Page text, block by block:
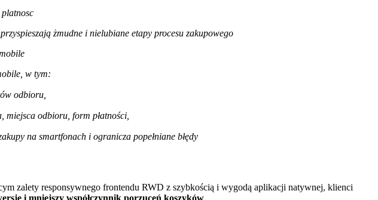
żmudne i nielubiane etapy procesu zakupowego
w tym:
odbioru,
miejsca odbioru, form płatności,
na smartfonach i ogranicza popełniane błędy
zalety responsywnego frontendu RWD z szybkością i wygodą aplikacji natywnej, klienci